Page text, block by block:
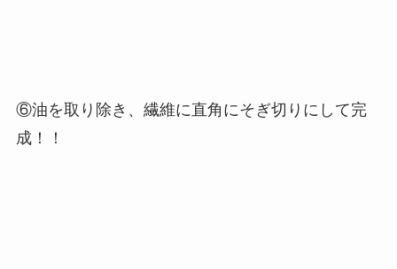
⑥油を取り除き、繊維に直角にそぎ切りにして完
成！！